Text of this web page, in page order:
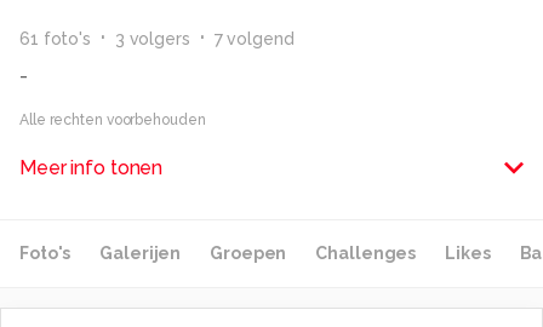
61 foto's 3 volgers 7volgend
-
Alle rechten voorbehouden
Meer info tonen
Foto's Galerijen Groepen Challenges Likes